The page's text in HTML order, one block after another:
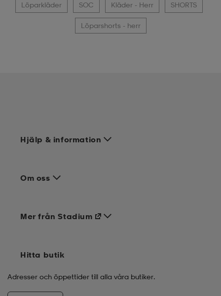
Löparkläder SOC Kläder - Herr SHORTS
Löparshorts - herr
Hjälp & information
Om oss
Mer från Stadium
Hitta butik
Adresser och öppettider till alla våra butiker.